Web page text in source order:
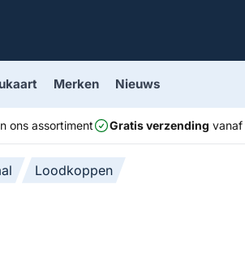
Merken Nieuws
ons assortiment Gratis verzending vanaf
Loodkoppen